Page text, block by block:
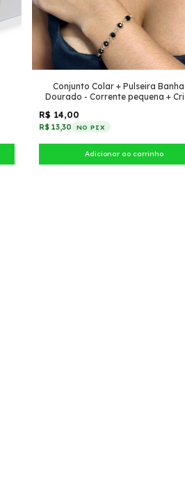
Conjunto Colar + Pulseira
Dourado - Corrente pequena +
R$ 14,00
R$ 13,30 NO PIX